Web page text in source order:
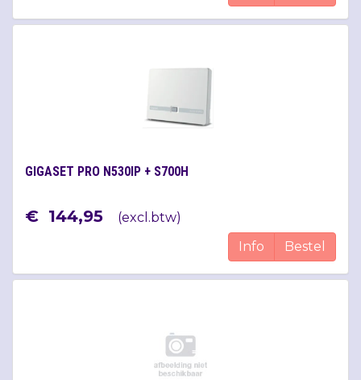
GIGASET PRO N530IP + S700H
€ 144,95 (excl.btw)
Info
Bestel